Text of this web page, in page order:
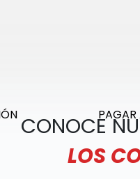
PAGAR
CONOCE
LOS